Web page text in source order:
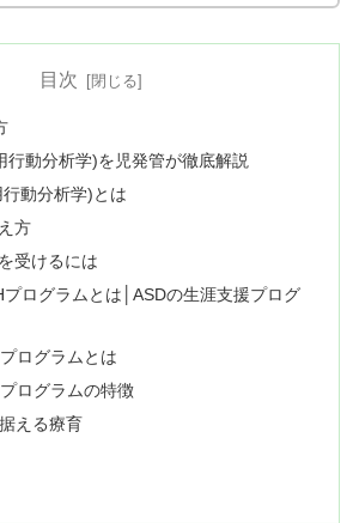
目次
動分析学)を児発管が徹底解説
動分析学)とは
方
受けるには
ログラムとは│ASDの生涯支援プログ
ログラムとは
ログラムの特徴
える療育